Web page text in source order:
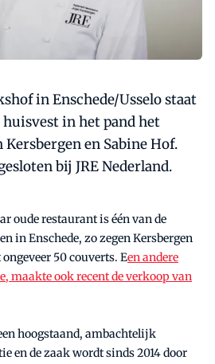
in Enschede/Usselo staat
in het pand het
en Sabine Hof.
bij JRE Nederland.
oude restaurant is één van de
in Enschede, zo zegen Kersbergen
50 couverts. Een andere
maakte ook recent de verkoop van
hoogstaand, ambachtelijk
en de zaak wordt sinds 2014 door